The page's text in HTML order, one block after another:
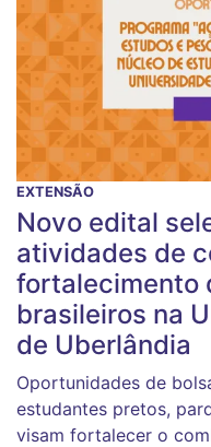
EXTENSÃO
Novo edital
atividades de
fortalecimento
brasileiros na
de Uberlândia
Oportunidades de
estudantes pretos,
visam fortalecer o